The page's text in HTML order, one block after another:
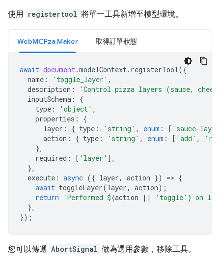
使用 registertool 將單一工具新增至模型環境。
WebMCPza Maker 取得訂單狀態
await document.modelContext. registerTool({
name : 'toggle_layer' ,
description :
'Control pizza layers (sauce,
inputSchema :
{
type : 'object' ,
properties :
{
layer : { type : 'string' , enum : [ 'sauce-
action : { type : 'string' , enum : [ 'add' ,
},
required : [ 'layer' ],
},
execute : async ({ layer, action }) => {
await toggleLayer(layer, action);
return
`Performed ${action || 'toggle' } on
},
});
您可以傳遞 AbortSignal 做為選用參數，移除工具。